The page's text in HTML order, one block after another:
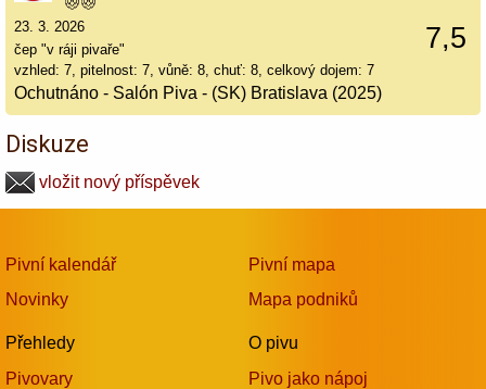
7,5
23. 3. 2026
čep "v ráji pivaře"
vzhled: 7, pitelnost: 7, vůně: 8, chuť: 8, celkový dojem: 7
Ochutnáno - Salón Piva - (SK) Bratislava (2025)
Diskuze
vložit nový příspěvek
Pivní kalendář
Novinky
Přehledy
Pivovary
Pivní mapa
Mapa podniků
O pivu
Pivo jako nápoj